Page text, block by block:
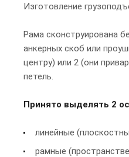
Изготовление
Рама сконструирована
анкерных скоб или
центру) или 2 (они
петель.
Принято выделять 2
линейные
рамные